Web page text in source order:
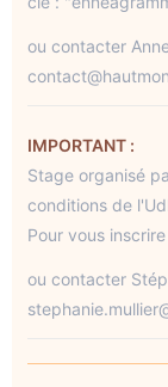
ou contacter
IMPORTANT :
Stage organisé
conditions de
Pour vous
ou contacter